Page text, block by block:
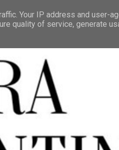
Your IP address and user-
quality of service, generate